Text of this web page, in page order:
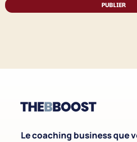
PUBLIER
Le coaching business que